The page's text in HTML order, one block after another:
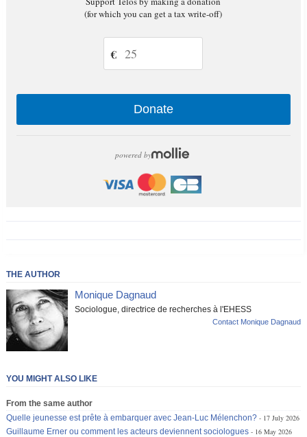
(for which you can get a tax write-off)
€
Donate
powered by
THE AUTHOR
Monique Dagnaud
Sociologue, directrice de recherches à l'EHESS
Contact Monique Dagnaud
YOU MIGHT ALSO LIKE
From the same author
Quelle jeunesse est prête à embarquer avec Jean-Luc Mélenchon?
17 July 2026
Guillaume Erner ou comment les acteurs deviennent sociologues
16 May 2026